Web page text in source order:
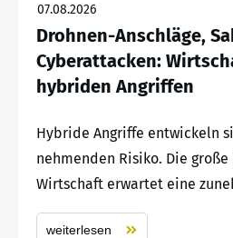
07.08.2026
Drohnen-Anschläge,
Cyberattacken:
hybriden Angriffen
Hybride Angriffe entwickeln
nehmenden Risiko. Die
Wirtschaft erwartet eine
weiterlesen